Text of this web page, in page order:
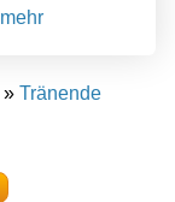
mehr
» Tränende